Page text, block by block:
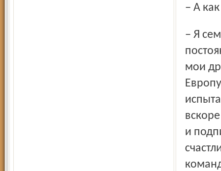
– А
– Я семь лет провел в чемпионате Болгарии, играл
мои
и